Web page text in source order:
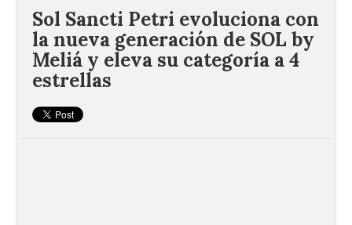
Sol Sancti Petri evoluciona con
la nueva generación de SOL by
Meliá y eleva su categoría a 4
estrellas